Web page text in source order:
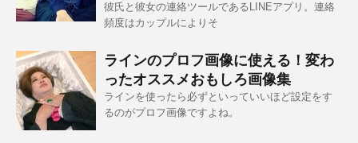
彼氏と彼女の連絡ツールであるLINEアプリ。連絡
頻度はカップルによりそ
ラインのプロフ画像に使える！変わ
ったオススメおもしろ画像集
ラインを使ったら必ずといっていいほど設定をす
るのがプロフ画像ですよね。